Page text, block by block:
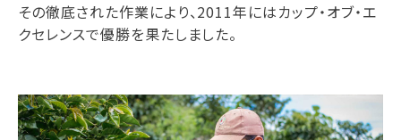
その徹底された作業により、2011年にはカップ・オブ・エ
クセレンスで優勝を果たしました。